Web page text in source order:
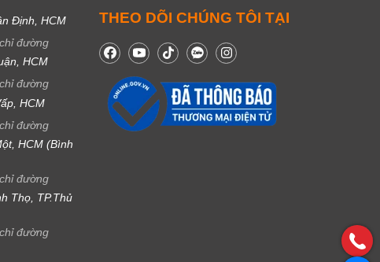
Định, HCM
chỉ đường
HCM
chỉ đường
HCM
chỉ đường
HCM (Bình
chỉ đường
Thọ, TP.Thủ
chỉ đường
THEO DÕI CHÚNG TÔI TẠI